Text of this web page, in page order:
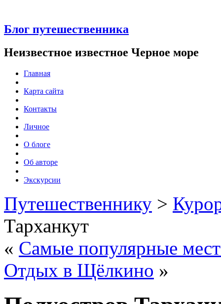
Блог путешественника
Неизвестное известное Черное море
Главная
Карта сайта
Контакты
Личное
О блоге
Об авторе
Экскурсии
Путешественнику >
Тарханкут
« Самые популярные
Отдых в Щёлкино »